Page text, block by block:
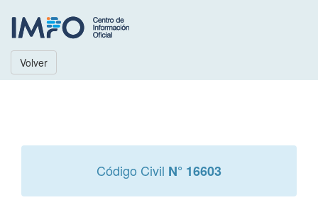
Volver
Código Civil N° 16603